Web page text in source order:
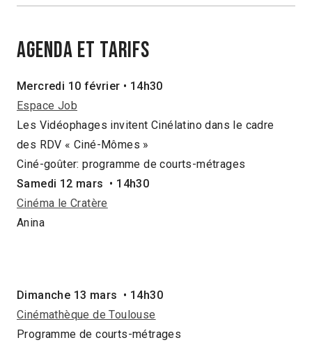
Agenda et tarifs
Mercredi 10 février • 14h30
Espace Job
Les Vidéophages invitent Cinélatino dans le cadre
des RDV « Ciné-Mômes »
Ciné-goûter: programme de courts-métrages
Samedi 12 mars • 14h30
Cinéma le Cratère
Anina
Dimanche 13 mars • 14h30
Cinémathèque de Toulouse
Programme de courts-métrages